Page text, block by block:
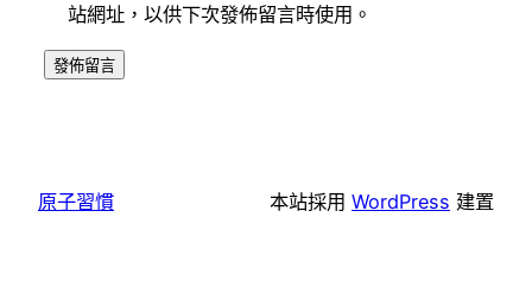
站網址，以供下次發佈留言時使用。
原子習慣 本站採用 WordPress 建置